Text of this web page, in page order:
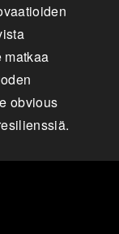
matkaa
obvious